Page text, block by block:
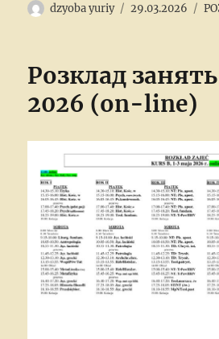
Author
dzyoba yuriy
Posted
29.03.2026
Розклад
2026 (on-line)